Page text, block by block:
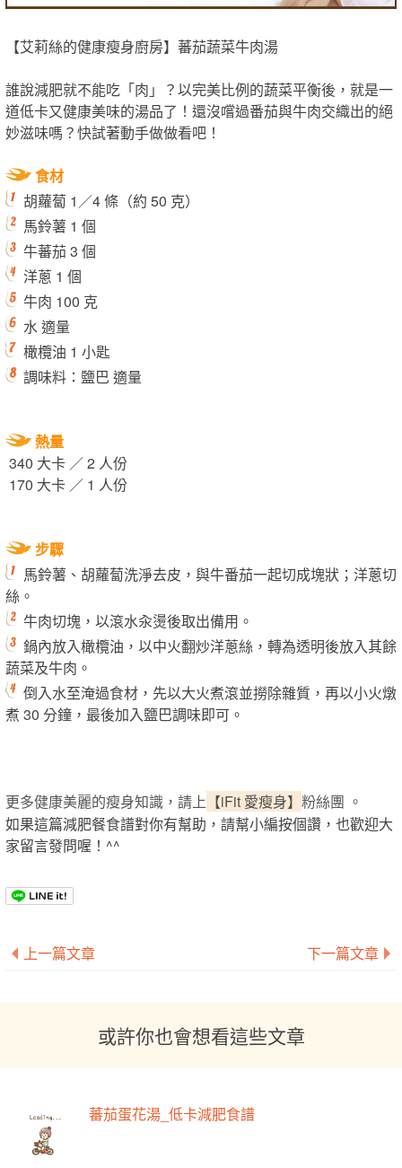
【艾莉絲的健康瘦身廚房】蕃茄蔬菜牛肉湯
誰說減肥就不能吃「肉」？以完美比例的蔬菜平衡後，就是一
道低卡又健康美味的湯品了！還沒嚐過番茄與牛肉交織出的絕
妙滋味嗎？快試著動手做做看吧！
食材
胡蘿蔔 1／4 條（約 50 克）
馬鈴薯 1 個
牛蕃茄 3 個
洋蔥 1 個
牛肉 100 克
水 適量
橄欖油 1 小匙
調味料：鹽巴 適量
熱量
340 大卡 ／ 2 人份
170 大卡 ／ 1 人份
步驟
馬鈴薯、胡蘿蔔洗淨去皮，與牛番茄一起切成塊狀；洋蔥切
絲。
牛肉切塊，以滾水汆燙後取出備用。
鍋內放入橄欖油，以中火翻炒洋蔥絲，轉為透明後放入其餘
蔬菜及牛肉。
倒入水至淹過食材，先以大火煮滾並撈除雜質，再以小火燉
煮 30 分鐘，最後加入鹽巴調味即可。
更多健康美麗的瘦身知識，請上 【iFit 愛瘦身】 粉絲團 。
如果這篇減肥餐食譜對你有幫助，請幫小編按個讚，也歡迎大
家留言發問喔！^^
上一篇文章 下一篇文章
或許你也會想看這些文章
蕃茄蛋花湯_低卡減肥食譜